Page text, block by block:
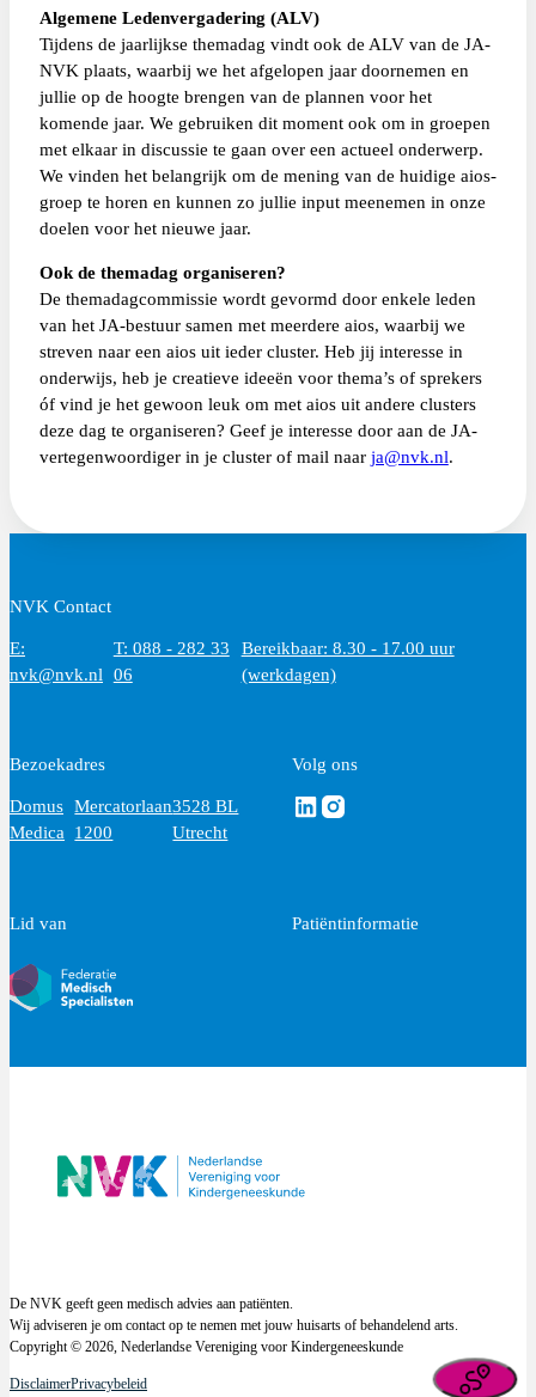
Algemene Ledenvergadering (ALV)
Tijdens de jaarlijkse themadag vindt ook de ALV van de JA-
NVK plaats, waarbij we het afgelopen jaar doornemen en
jullie op de hoogte brengen van de plannen voor het
komende jaar. We gebruiken dit moment ook om in groepen
met elkaar in discussie te gaan over een actueel onderwerp.
We vinden het belangrijk om de mening van de huidige aios-
groep te horen en kunnen zo jullie input meenemen in onze
doelen voor het nieuwe jaar.
Ook de themadag organiseren?
De themadagcommissie wordt gevormd door enkele leden
van het JA-bestuur samen met meerdere aios, waarbij we
streven naar een aios uit ieder cluster. Heb jij interesse in
onderwijs, heb je creatieve ideeën voor thema’s of sprekers
óf vind je het gewoon leuk om met aios uit andere clusters
deze dag te organiseren? Geef je interesse door aan de JA-
vertegenwoordiger in je cluster of mail naar ja@nvk.nl.
NVK Contact
E:
nvk@nvk.nl
T: 088 - 282 33
06
Bereikbaar: 8.30 - 17.00 uur
(werkdagen)
Bezoekadres
Domus
Medica
Mercatorlaan
1200
3528 BL
Utrecht
Volg ons
Volg ons via Linkedin
Volg ons via Instagram
Lid van Patiëntinformatie
De NVK geeft geen medisch advies aan patiënten.
Wij adviseren je om contact op te nemen met jouw huisarts of behandelend arts.
Copyright © 2026, Nederlandse Vereniging voor Kindergeneeskunde
DisclaimerPrivacybeleid